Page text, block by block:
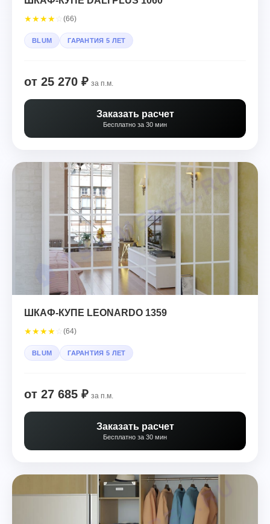
★★★★ (66)
BLUM ГАРАНТИЯ 5 ЛЕТ
от 25 270 ₽ за п.м.
Заказать расчет
Бесплатно за 30 мин
ШКАФ-КУПЕ LEONARDO 1359
★★★★ (64)
BLUM ГАРАНТИЯ 5 ЛЕТ
от 27 685 ₽ за п.м.
Заказать расчет
Бесплатно за 30 мин